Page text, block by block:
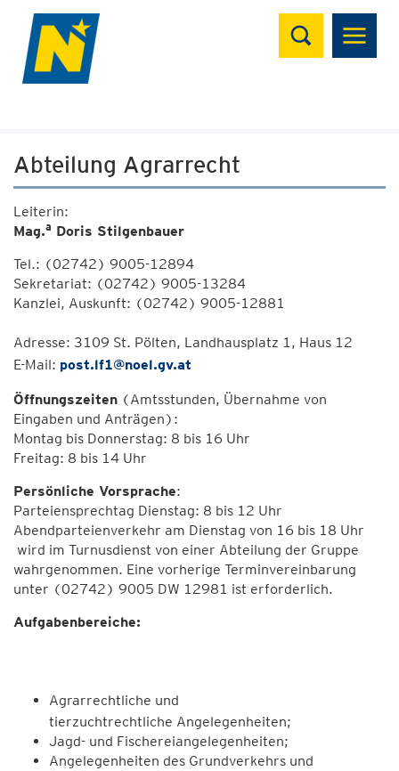
Suchen
Abteilung Agrarrecht
Leiterin:
Mag.a Doris Stilgenbauer
Tel.: (02742) 9005-12894
Sekretariat: (02742) 9005-13284
Kanzlei, Auskunft: (02742) 9005-12881
Adresse: 3109 St. Pölten, Landhausplatz 1, Haus 12
E-Mail: post.lf1@noel.gv.at
Öffnungszeiten (Amtsstunden, Übernahme von
Eingaben und Anträgen):
Montag bis Donnerstag: 8 bis 16 Uhr
Freitag: 8 bis 14 Uhr
Persönliche Vorsprache:
Parteiensprechtag Dienstag: 8 bis 12 Uhr
Abendparteienverkehr am Dienstag von 16 bis 18 Uhr
wird im Turnusdienst von einer Abteilung der Gruppe
wahrgenommen. Eine vorherige Terminvereinbarung
unter (02742) 9005 DW 12981 ist erforderlich.
Aufgabenbereiche:
Agrarrechtliche und
tierzuchtrechtliche Angelegenheiten;
Jagd- und Fischereiangelegenheiten;
Angelegenheiten des Grundverkehrs und